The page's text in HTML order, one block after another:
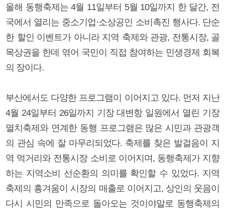
올해 동행축제는 4월 11일부터 5월 10일까지 한 달간, 전
국에서 열리는 중소기업·소상공인 소비촉진 행사다. 단순
한 할인 이벤트가 아니라 지역 축제와 관광, 전통시장, 골
목상권을 한데 엮어 국민이 직접 참여하는 민생경제 회복
의 장이다.
부산에서도 다양한 프로그램이 이어지고 있다. 먼저 지난
4월 24일부터 26일까지 기장 대변항 일원에서 열린 기장
멸치축제와 연계한 동행 프로그램은 많은 시민과 관광객
의 관심 속에 잘 마무리되었다. 축제를 찾은 발걸음이 지
역 먹거리와 전통시장 소비로 이어지며, 동행축제가 지향
하는 지역소비 선순환의 의미를 확인할 수 있었다. 지역
축제의 흥겨움이 시장의 매출로 이어지고, 상인의 웃음이
다시 시민의 만족으로 돌아오는 것이야말로 동행축제의